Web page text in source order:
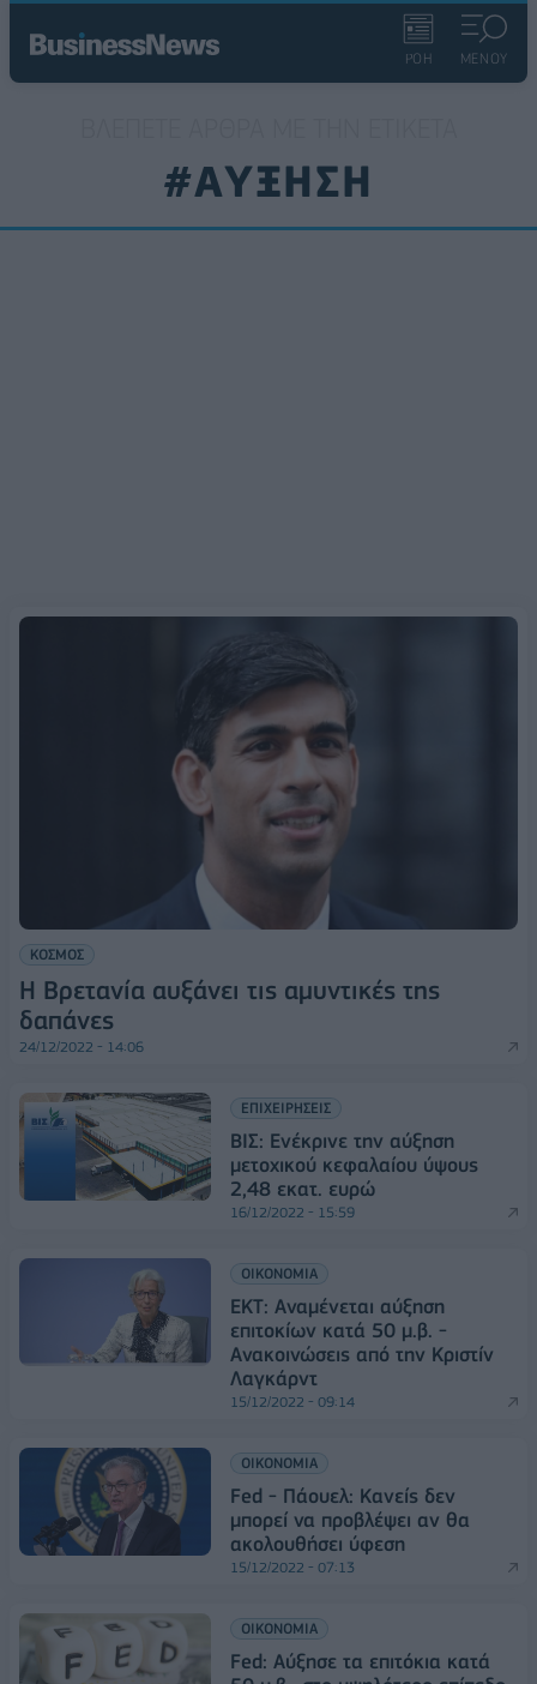
ΡΟΗ ΜΕΝΟΥ
#ΑΥΞΗΣΗ
ΚΟΣΜΟΣ
Η Βρετανία αυξάνει τις αμυντικές της
δαπάνες
24/12/2022 - 14:06
ΕΠΙΧΕΙΡΗΣΕΙΣ
ΒΙΣ: Ενέκρινε την αύξηση
μετοχικού κεφαλαίου ύψους
2,48 εκατ. ευρώ
16/12/2022 - 15:59
ΟΙΚΟΝΟΜΙΑ
ΕΚΤ: Αναμένεται αύξηση
επιτοκίων κατά 50 μ.β. -
Ανακοινώσεις από την Κριστίν
Λαγκάρντ
15/12/2022 - 09:14
ΟΙΚΟΝΟΜΙΑ
Fed - Πάουελ: Κανείς δεν
μπορεί να προβλέψει αν θα
ακολουθήσει ύφεση
15/12/2022 - 07:13
ΟΙΚΟΝΟΜΙΑ
Fed: Αύξησε τα επιτόκια κατά